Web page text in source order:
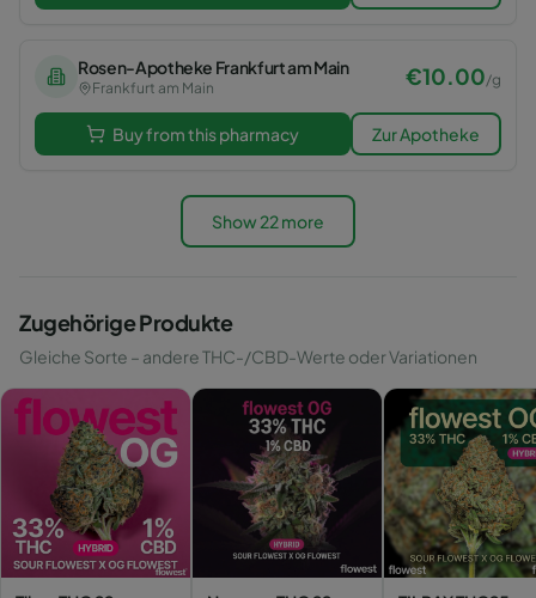
Rosen-Apotheke Frankfurt am Main
Frankfurt am Main €10.00/g
Buy from this pharmacy Zur Apotheke
Show 22 more
Zugehörige Produkte
Gleiche Sorte – andere THC-/CBD-Werte oder Variationen